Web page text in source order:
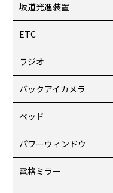
坂道発進装置
ETC
ラジオ
バックアイカメラ
ベッド
パワーウィンドウ
電格ミラー